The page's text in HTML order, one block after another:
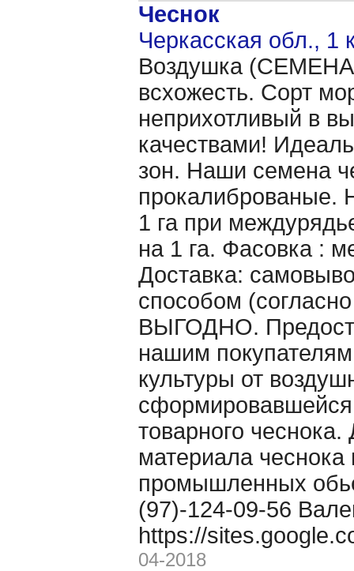
Чеснок
Черкасская обл., 1
Воздушка (CЕМЕНА
всхожесть. Сорт
неприхотливый в
качествами!
зон. Наши семена
прокалиброваные.
1 га при
на 1 га. Фасовка :
Доставка:
способом
ВЫГОДНО.
нашим
культуры от
сформировавшейся
товарного чеснока.
материала
промышленных
(97)-124-09-56
https://
04-2018